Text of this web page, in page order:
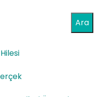
aşa
per
Ara